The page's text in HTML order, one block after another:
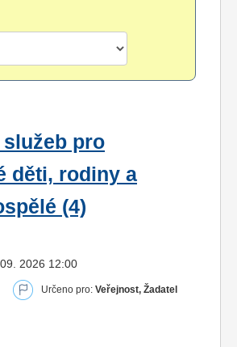
pro
děti, rodiny a
(4)
2026 12:00
Určeno pro: Veřejnost, Žadatel